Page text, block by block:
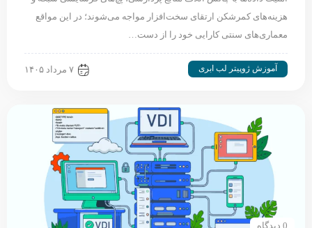
هزینه‌های کمرشکن ارتقای سخت‌افزار مواجه می‌شوند؛ در این مواقع
معماری‌های سنتی کارایی خود را از دست…
آموزش ژوپیتر لب ابری ۷ مرداد ۱۴۰۵
0 دیدگاه